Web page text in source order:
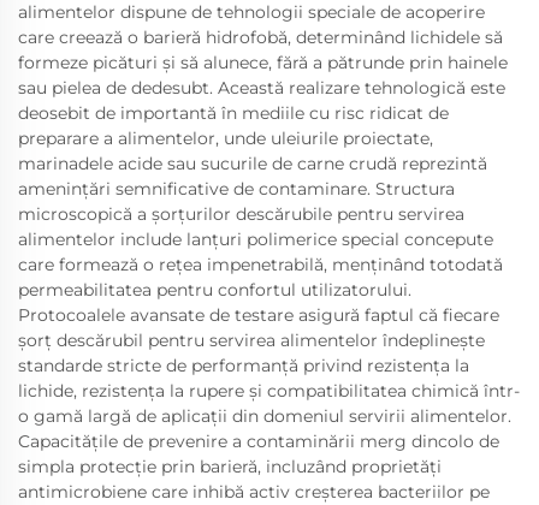
alimentelor dispune de tehnologii speciale de acoperire
care creează o barieră hidrofobă, determinând lichidele să
formeze picături și să alunece, fără a pătrunde prin hainele
sau pielea de dedesubt. Această realizare tehnologică este
deosebit de importantă în mediile cu risc ridicat de
preparare a alimentelor, unde uleiurile proiectate,
marinadele acide sau sucurile de carne crudă reprezintă
amenințări semnificative de contaminare. Structura
microscopică a șorțurilor descărubile pentru servirea
alimentelor include lanțuri polimerice special concepute
care formează o rețea impenetrabilă, menținând totodată
permeabilitatea pentru confortul utilizatorului.
Protocoalele avansate de testare asigură faptul că fiecare
șorț descărubil pentru servirea alimentelor îndeplinește
standarde stricte de performanță privind rezistența la
lichide, rezistența la rupere și compatibilitatea chimică într-
o gamă largă de aplicații din domeniul servirii alimentelor.
Capacitățile de prevenire a contaminării merg dincolo de
simpla protecție prin barieră, incluzând proprietăți
antimicrobiene care inhibă activ creșterea bacteriilor pe